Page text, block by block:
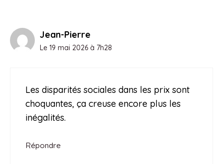
Jean-Pierre
Le 19 mai 2026 à 7h28
Les disparités sociales dans les prix sont
choquantes, ça creuse encore plus les
inégalités.
Répondre